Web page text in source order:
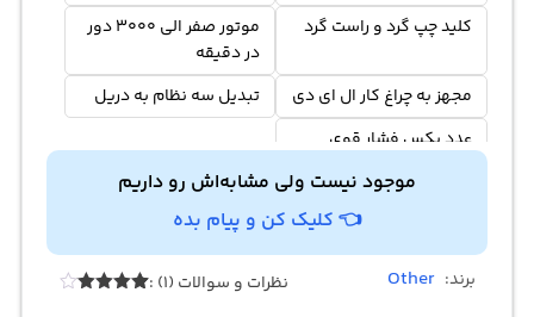
کلید چپ گرد و راست گرد
موتور صفر الی 3000 دور
در دقیقه
مجهز به چراغ کار ال ای دی
تبدیل سه نظام به دریل
عدد بکس فشار قوی
موجود نیست ولی مشابه‌اش رو داریم
👈 کلیک کن و پیام بده
برند: Other نظرات و سوالات (1) :